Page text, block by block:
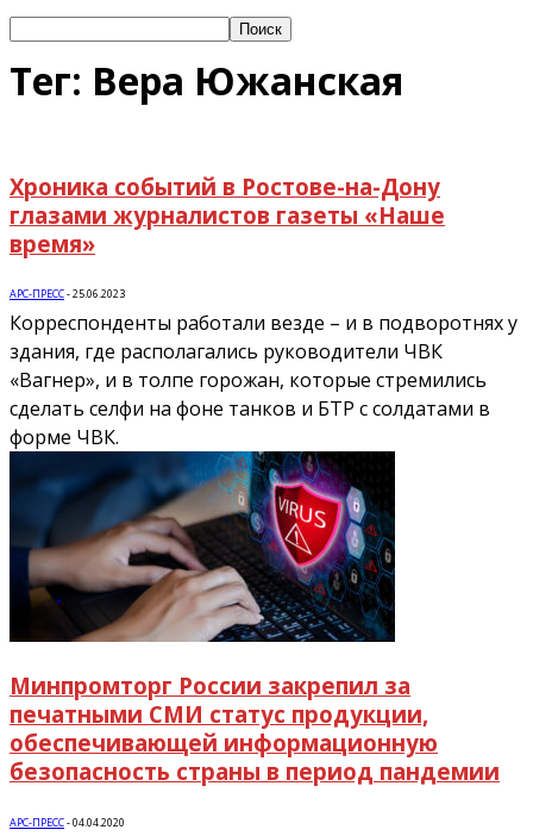
Тег: Вера Южанская
Хроника событий в Ростове-на-Дону
глазами журналистов газеты «Наше
время»
АРС-ПРЕСС-25.06.2023
Корреспонденты работали везде – и в подворотнях у
здания, где располагались руководители ЧВК
«Вагнер», и в толпе горожан, которые стремились
сделать селфи на фоне танков и БТР с солдатами в
форме ЧВК.
Минпромторг России закрепил за
печатными СМИ статус продукции,
обеспечивающей информационную
безопасность страны в период пандемии
АРС-ПРЕСС-04.04.2020